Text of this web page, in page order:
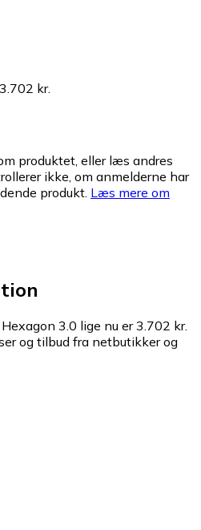
3.702 kr.
produktet, eller læs andres
ikke, om anmelderne har
produkt. Læs mere om
3.0 lige nu er 3.702 kr.
og tilbud fra netbutikker og